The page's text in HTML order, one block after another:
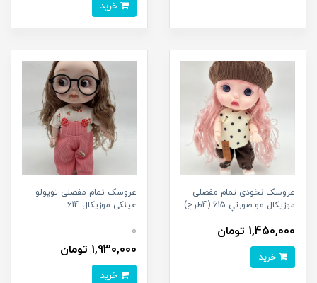
عروسک نخودی تمام مفصلی
موزیکال مو صورتي 615 (4طرح)
1,450,000 تومان
عروسک تمام مفصلی توپولو
عینکی موزیکال 614
0
1,930,000 تومان